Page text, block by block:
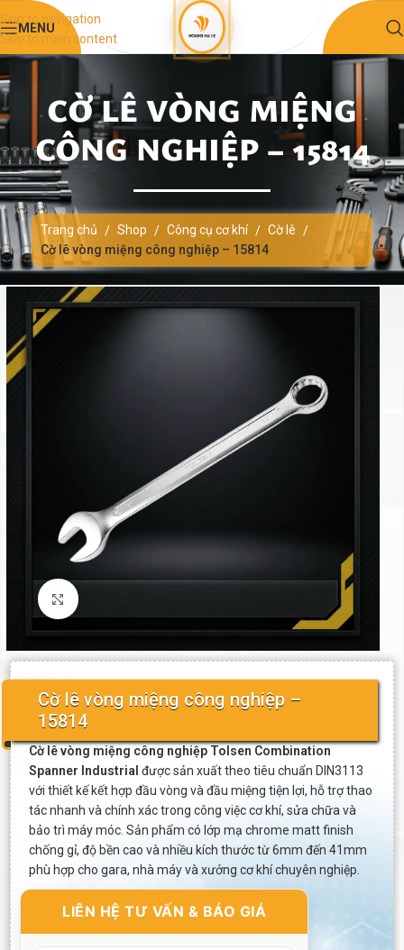
Skip to navigation
Skip to main content
MENU
CỜ LÊ VÒNG MIỆNG
CÔNG NGHIỆP – 15814
Trang chủ / Shop / Công cụ cơ khí / Cờ lê /
Cờ lê vòng miệng công nghiệp – 15814
Click to enlarge
Cờ lê vòng miệng công nghiệp –
15814
Cờ lê vòng miệng công nghiệp Tolsen Combination
Spanner Industrial được sản xuất theo tiêu chuẩn DIN3113
với thiết kế kết hợp đầu vòng và đầu miệng tiện lợi, hỗ trợ thao
tác nhanh và chính xác trong công việc cơ khí, sửa chữa và
bảo trì máy móc. Sản phẩm có lớp mạ chrome matt finish
chống gỉ, độ bền cao và nhiều kích thước từ 6mm đến 41mm
phù hợp cho gara, nhà máy và xưởng cơ khí chuyên nghiệp.
LIÊN HỆ TƯ VẤN & BÁO GIÁ